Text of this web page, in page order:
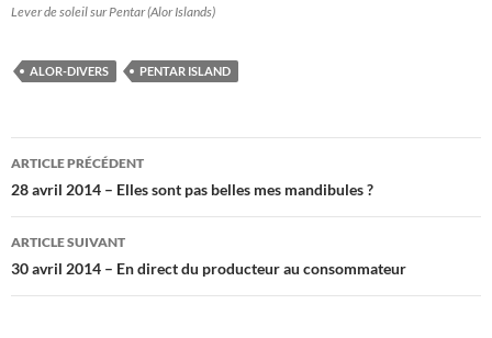
Lever de soleil sur Pentar (Alor Islands)
ALOR-DIVERS PENTAR ISLAND
Navigation
des
articles
ARTICLE PRÉCÉDENT
28 avril 2014 – Elles sont pas belles mes mandibules ?
ARTICLE SUIVANT
30 avril 2014 – En direct du producteur au consommateur